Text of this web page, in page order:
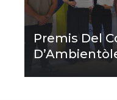
Premis Del